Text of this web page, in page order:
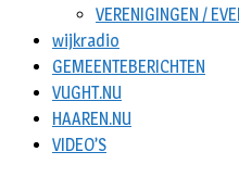
VERENIGINGEN /
wijkradio
GEMEENTEBERICHTEN
VUGHT.NU
HAAREN.NU
VIDEO’S